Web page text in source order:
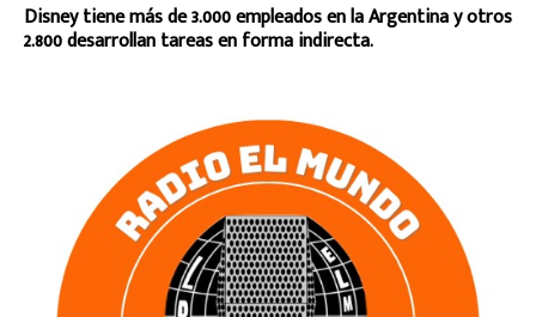
Disney tiene más de 3.000 empleados en la Argentina y otros
2.800 desarrollan tareas en forma indirecta.